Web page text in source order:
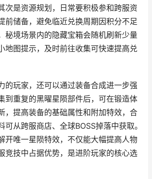
次是资源规划，日常要积极参和跨服资
前储备，避免临近兑换周期因积分不足
秘境场景内的隐藏宝箱会随机刷新少量
地图提示，及时前往收集可快速提高兑
的玩家，还可以通过装备合成进一步强
到重复的黑曜星陨部件后，可在锻造体
，提高装备的基础属性和附加特效，合
可从跨服商店、全球BOSS掉落中获取。
开唯一星陨特效，不仅能大幅提高人物
竞技中占据优势，是进阶玩家的核心选